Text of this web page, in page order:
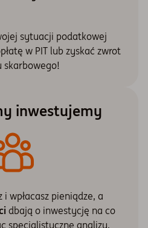
sytuacji podatkowej
w PIT lub zyskać zwrot
skarbowego!
inwestujemy
wpłacasz pieniądze, a
dbają o inwestycję na co
specjalistyczne analizy.